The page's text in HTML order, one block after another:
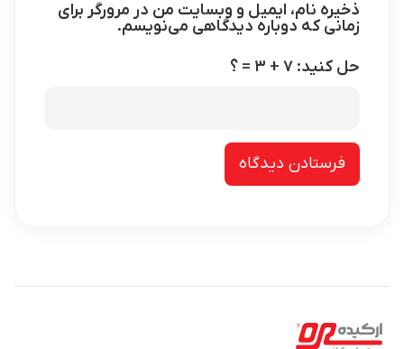
ذخیره نام، ایمیل و وبسایت من در مرورگر برای
زمانی که دوباره دیدگاهی می‌نویسم.
حل کنید: ۷ + ۳ = ؟